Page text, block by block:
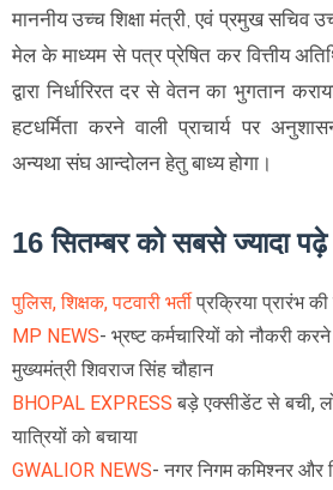
माननीय उच्च शिक्षा मंत्री, एवं प्रमुख सचिव
मेल के माध्यम से पत्र प्रेषित कर वित्तीय
द्वारा निर्धारिरत दर से वेतन का भुगतान
हटधर्मिता करने वाली प्राचार्य पर
अन्यथा संघ आन्दोलन हेतु बाध्य होगा।
16 सितम्बर को सबसे ज्यादा पढ़े
पुलिस, शिक्षक, पटवारी भर्ती प्रक्रिया प्रारंभ
MP NEWS- भ्रष्ट कर्मचारियों को नौकरी
मुख्यमंत्री शिवराज सिंह चौहान
BHOPAL EXPRESS बड़े एक्सीडेंट से बची,
यात्रियों को बचाया
GWALIOR NEWS- नगर निगम कमिश्नर